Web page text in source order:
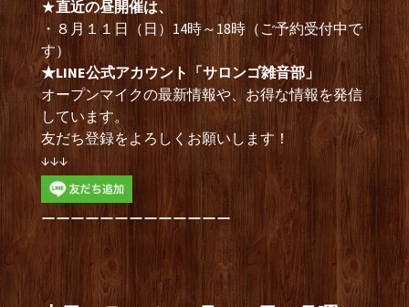
★直近の昼開催は、
・８月１１日（日）14時～18時（ご予約受付中で
す）
★LINE公式アカウント「サロンゴ雑音部」
オープンマイクの最新情報や、お得な情報を発信
しています。
友だち登録をよろしくお願いします！
↓↓↓
ーーーーーーーーーーーーー